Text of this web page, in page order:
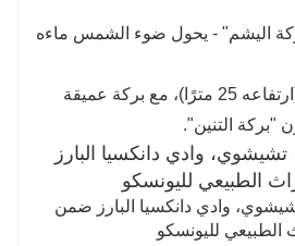
اليشم" - يحول ضوء الشمس ماءه
· شلال لونغتان: الأكبر (ارتفاعه 25 مترًا)، مع بركة عميقة
"بركة التنين".